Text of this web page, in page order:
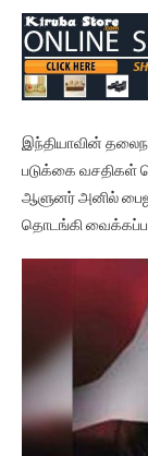
இந்தியாவின்
படுக்கை
ஆளுனர் அனில்
தொடங்கி